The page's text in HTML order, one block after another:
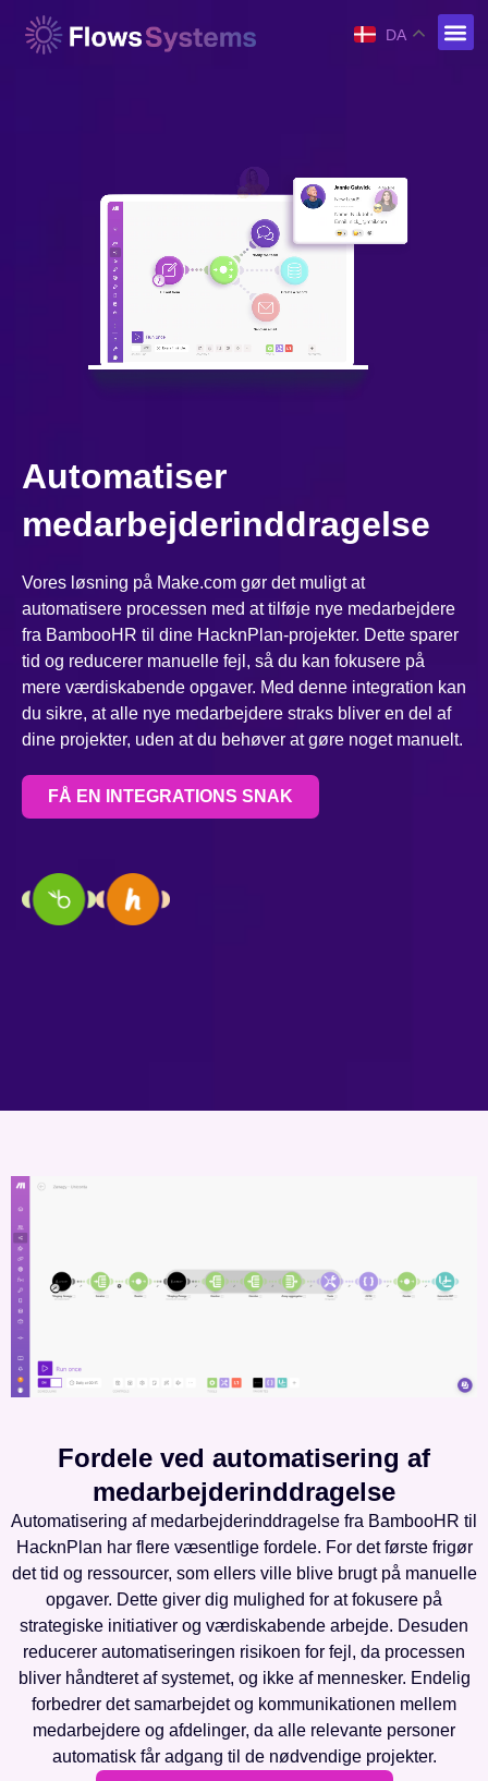
DA
Automatiser
medarbejderinddragelse
Vores løsning på Make.com gør det muligt at
automatisere processen med at tilføje nye medarbejdere
fra BambooHR til dine HacknPlan-projekter. Dette sparer
tid og reducerer manuelle fejl, så du kan fokusere på
mere værdiskabende opgaver. Med denne integration kan
du sikre, at alle nye medarbejdere straks bliver en del af
dine projekter, uden at du behøver at gøre noget manuelt.
FÅ EN INTEGRATIONS SNAK
Fordele ved automatisering af
medarbejderinddragelse
Automatisering af medarbejderinddragelse fra BambooHR til
HacknPlan har flere væsentlige fordele. For det første frigør
det tid og ressourcer, som ellers ville blive brugt på manuelle
opgaver. Dette giver dig mulighed for at fokusere på
strategiske initiativer og værdiskabende arbejde. Desuden
reducerer automatiseringen risikoen for fejl, da processen
bliver håndteret af systemet, og ikke af mennesker. Endelig
forbedrer det samarbejdet og kommunikationen mellem
medarbejdere og afdelinger, da alle relevante personer
automatisk får adgang til de nødvendige projekter.